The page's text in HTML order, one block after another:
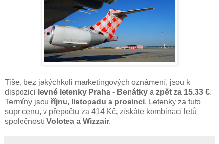
Tiše, bez jakýchkoli marketingových oznámení, jsou k
dispozici levné letenky Praha - Benátky a zpět za 15.33 €.
Termíny jsou říjnu, listopadu a prosinci. Letenky za tuto
supr cenu, v přepočtu za 414 Kč, získáte kombinací letů
společností Volotea a Wizzair.